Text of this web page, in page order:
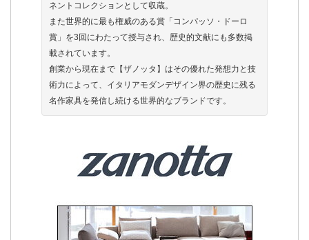
ネントコレクションとして収蔵。
また世界的に最も権威のある賞「コンパッソ・ドーロ
賞」を3回にわたって授与され、歴史的文献にも多数掲
載されています。
創業から現在まで【ザノッタ】はその優れた発想力と技
術力によって、イタリアモダンデザイン界の歴史に残る
名作家具を発信し続ける世界的なブランドです。